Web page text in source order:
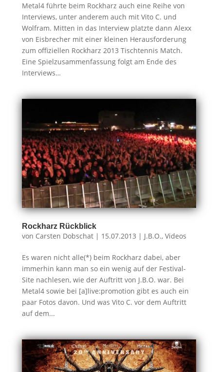
Metal4 führte beim Rockharz auch eine Reihe von
Interviews, unter anderem auch mit Vito C. und
Wolfram. Mitten in das Interview platzte dann Alexx
von Eisbrecher mit einer kleinen Herausforderung
zum offiziellen Rockharz 2013 Tischtennis Match.
Eine Spielzusammenfassung folgt am Ende des
Interviews…
Rockharz Rückblick
von Carsten Dobschat| 15.07.2013 | J.B.O., Videos
Es waren nicht alle(*) beim Rockharz dabei, aber
immerhin kann man so ein wenig auf der Festival-
Site nachlesen, wie der Auftritt von J.B.O. war. Bei
Metal4 sowie bei [a]live:promotion gibt es auch ein
paar Fotos davon. Und was Vito C. vor dem Auftritt
auf dem...